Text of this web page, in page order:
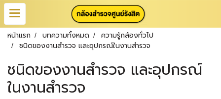
หน้าแรก บทความทั้งหมด
ความรู้กล้องทั่วไป
ชนิดของงานสำรวจ และอุปกรณ์ในงานสำรวจ
ชนิดของงานสำรวจ และอุปกรณ์
ในงานสำรวจ